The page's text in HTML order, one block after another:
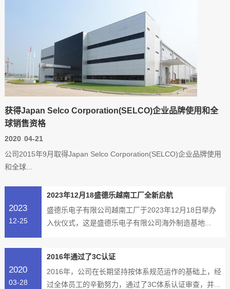
获得Japan Selco Corporation(SELCO)企业品牌使用和全
球销售资格
2020 04-21
公司2015年9月取得Japan Selco Corporation(SELCO)企业品牌使用
和全球...
2023
12-25
2023年12月18盛德乐越南工厂全新启航
盛德乐电子有限公司越南工厂于2023年12月18日举办
入伙仪式，这是盛德乐电子有限公司海外制造基地...
2020
03-28
2016年通过了3C认证
2016年，公司在长期坚持按体系规范运作的基础上，经
过全体员工的辛勤努力，通过了3C体系认证审查，并...